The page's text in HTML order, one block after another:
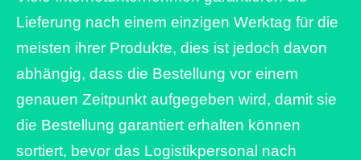
Lieferung nach einem einzigen Werktag für die
meisten ihrer Produkte, dies ist jedoch davon
abhängig, dass die Bestellung vor einem
genauen Zeitpunkt aufgegeben wird, damit sie
die Bestellung garantiert erhalten können
sortiert, bevor das Logistikpersonal nach